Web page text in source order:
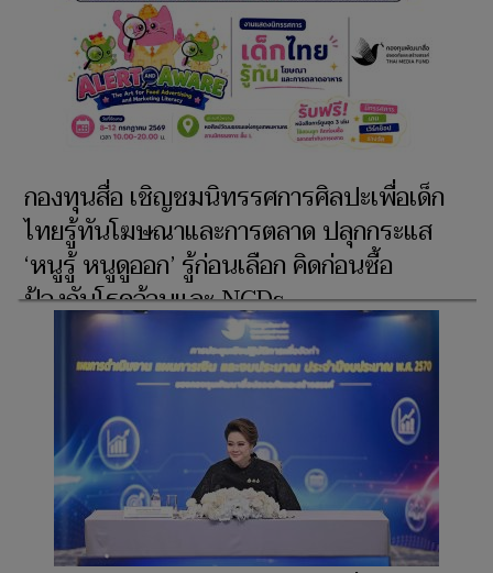
กองทุนสื่อ เชิญชมนิทรรศการศิลปะเพื่อเด็ก
ไทยรู้ทันโฆษณาและการตลาด ปลุกกระแส
‘หนูรู้ หนูดูออก’ รู้ก่อนเลือก คิดก่อนซื้อ
ป้องกันโรคอ้วนและ NCDs